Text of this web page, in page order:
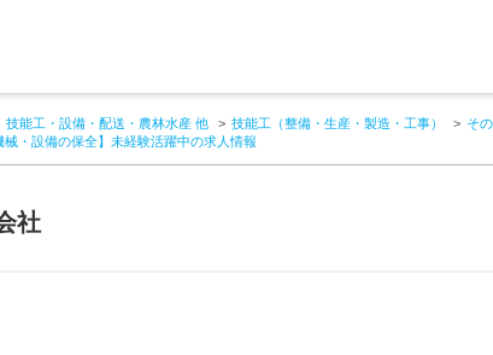
技能工・設備・配送・農林水産 他 技能工（整備・生産・製造・工事）
そ
・設備の保全】未経験活躍中の求人情報
社